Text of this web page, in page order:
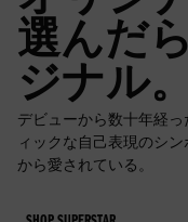
選んだ
ジナル。
デビューから数十年経
ィックな自己表現のシ
から愛されている。